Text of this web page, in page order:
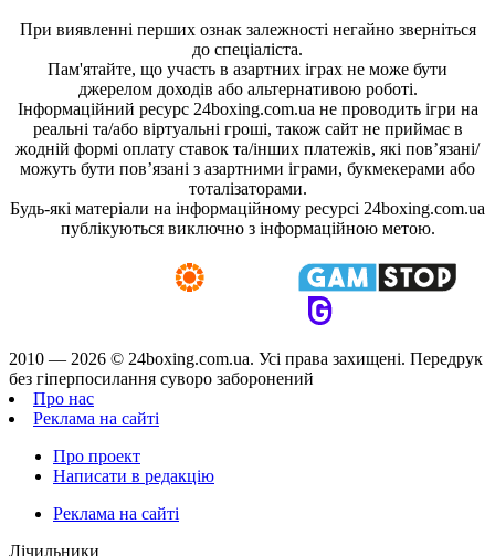
При виявленні перших ознак залежності негайно зверніться
до спеціаліста.
Пам'ятайте, що участь в азартних іграх не може бути
джерелом доходів або альтернативою роботі.
Інформаційний ресурс 24boxing.com.ua не проводить ігри на
реальні та/або віртуальні гроші, також сайт не приймає в
жодній формі оплату ставок та/інших платежів, які пов’язані/
можуть бути пов’язані з азартними іграми, букмекерами або
тоталізаторами.
Будь-які матеріали на інформаційному ресурсі 24boxing.com.ua
публікуються виключно з інформаційною метою.
2010 — 2026 © 24boxing.com.ua. Усi права захищенi. Передрук
без гіперпосилання суворо заборонений
Про нас
Реклама на сайті
Про проект
Написати в редакцію
Реклама на сайті
Лічильники